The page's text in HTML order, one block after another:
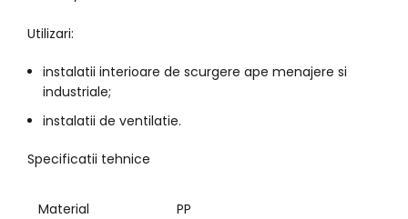
Utilizari:
instalatii interioare de scurgere ape menajere si
industriale;
instalatii de ventilatie.
Specificatii tehnice
Material PP